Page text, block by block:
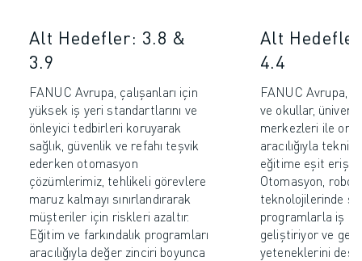
Alt Hedefler: 3.8 &
3.9
FANUC Avrupa, çalışanları için
yüksek iş yeri standartlarını ve
önleyici tedbirleri koruyarak
sağlık, güvenlik ve refahı teşvik
ederken otomasyon
çözümlerimiz, tehlikeli görevlere
maruz kalmayı sınırlandırarak
müşteriler için riskleri azaltır.
Eğitim ve farkındalık programları
aracılığıyla değer zinciri boyunca
Alt
4.4
FANUC Avrupa,
ve okullar,
merkezleri ile
aracılığıyla
eğitime eşit
Otomasyon,
teknolojilerinde
programlarla iş
geliştiriyor ve
yeteneklerini